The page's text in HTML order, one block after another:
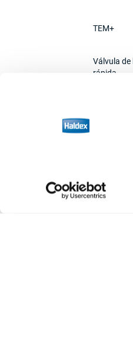
TEM+
Válvula de
rápida
Válvula
Válvula de